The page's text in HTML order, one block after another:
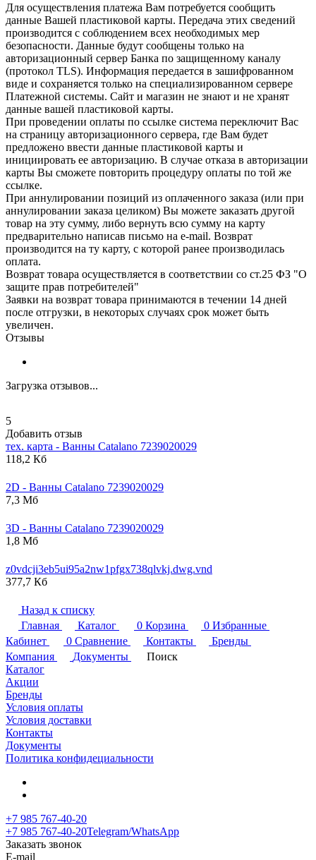
Для осуществления платежа Вам потребуется сообщить
данные Вашей пластиковой карты. Передача этих сведений
производится с соблюдением всех необходимых мер
безопасности. Данные будут сообщены только на
авторизационный сервер Банка по защищенному каналу
(протокол TLS). Информация передается в зашифрованном
виде и сохраняется только на специализированном сервере
Платежной системы. Сайт и магазин не знают и не хранят
данные вашей пластиковой карты.
При проведении оплаты по ссылке система переключит Вас
на страницу авторизационного сервера, где Вам будет
предложено ввести данные пластиковой карты и
инициировать ее авторизацию. В случае отказа в авторизации
карты Вы сможете повторить процедуру оплаты по той же
ссылке.
При аннулировании позиций из оплаченного заказа (или при
аннулировании заказа целиком) Вы можете заказать другой
товар на эту сумму, либо вернуть всю сумму на карту
предварительно написав письмо на e-mail. Возврат
производится на ту карту, с которой ранее производилась
оплата.
Возврат товара осуществляется в соответствии со ст.25 ФЗ "О
защите прав потребителей"
Заявки на возврат товара принимаются в течении 14 дней
после отгрузки, в некоторых случаях срок может быть
увеличен.
Отзывы
Загрузка отзывов...
5
Добавить отзыв
тех. карта - Ванны Catalano 7239020029
118,2 Кб
2D - Ванны Catalano 7239020029
7,3 Мб
3D - Ванны Catalano 7239020029
1,8 Мб
z0vdcji3eb5ui95a2nw1pfgx738qlvkj.dwg.vnd
377,7 Кб
Назад к списку
Главная
Каталог 0 Корзина 0 Избранные
Кабинет
0 Сравнение Контакты
Бренды
Компания
Документы
Поиск
Каталог
Акции
Бренды
Условия оплаты
Условия доставки
Контакты
Документы
Политика конфидециальности
+7 985 767-40-20
+7 985 767-40-20Telegram/WhatsApp
Заказать звонок
E-mail